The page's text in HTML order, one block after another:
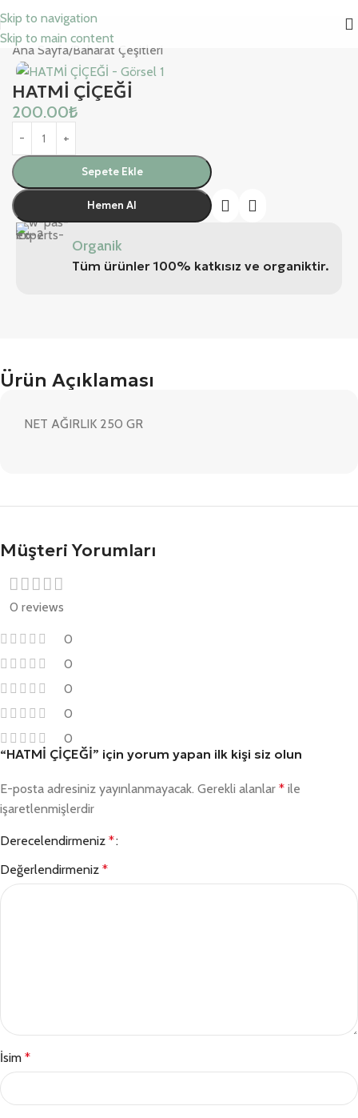
Skip to navigation
Skip to main content
Ana Sayfa/Baharat Çeşitleri
HATMİ ÇİÇEĞİ
200.00₺
Sepete Ekle
Hemen Al
Organik
Tüm ürünler 100% katkısız ve organiktir.
Ürün Açıklaması
NET AĞIRLIK 250 GR
Müşteri Yorumları
0 reviews
0
0
0
0
0
“HATMİ ÇİÇEĞİ” için yorum yapan ilk kişi siz olun
E-posta adresiniz yayınlanmayacak. Gerekli alanlar * ile
işaretlenmişlerdir
Derecelendirmeniz *
Değerlendirmeniz *
İsim *